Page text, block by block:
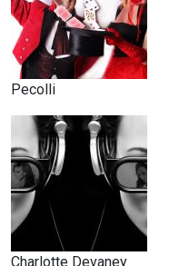
Pecolli
Charlotte Devaney